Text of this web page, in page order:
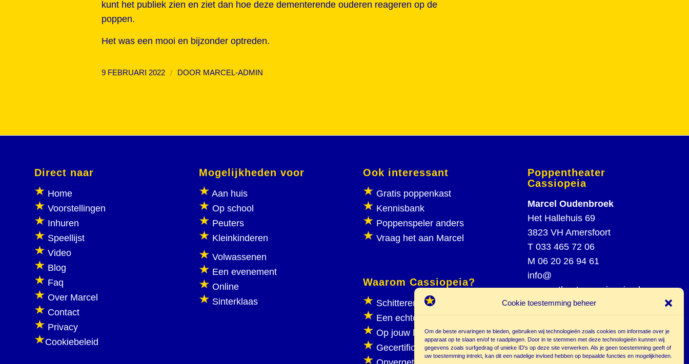
Cookie toestemming beheer
Om de beste ervaringen te bieden, gebruiken wij technologieën zoals cookies om informatie over je
apparaat op te slaan en/of te raadplegen. Door in te stemmen met deze technologieën kunnen wij
gegevens zoals surfgedrag of unieke ID's op deze site verwerken. Als je geen toestemming geeft of
uw toestemming intrekt, kan dit een nadelige invloed hebben op bepaalde functies en mogelijkheden.
kunt het publiek zien en ziet dan hoe deze dementerende ouderen reageren op de
poppen.
Het was een mooi en bijzonder optreden.
9 FEBRUARI 2022 / DOOR MARCEL-ADMIN
Direct naar
Home
Voorstellingen
Inhuren
Speellijst
Video
Blog
Faq
Over Marcel
Contact
Privacy
Cookiebeleid
Mogelijkheden voor
Aan huis
Op school
Peuters
Kleinkinderen
Volwassenen
Een evenement
Online
Sinterklaas
Ook interessant
Gratis poppenkast
Kennisbank
Poppenspeler anders
Vraag het aan Marcel
Waarom Cassiopeia?
Schitterend poppenspel
Een echte poppenkast
Op jouw locatie
Gecertificeerd
Poppentheater
Cassiopeia
Marcel Oudenbroek
Het Hallehuis 69
3823 VH Amersfoort
T 033 465 72 06
M 06 20 26 94 61
info@
poppentheatercassiopeia.nl